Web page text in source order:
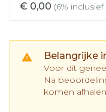
€ 0,00 (6%
Belangrijke
Voor dit
Na
komen